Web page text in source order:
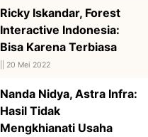
Ricky Iskandar, Forest
Interactive Indonesia:
Bisa Karena Terbiasa
20 Mei 2022
Nanda Nidya, Astra Infra:
Hasil Tidak
Mengkhianati Usaha